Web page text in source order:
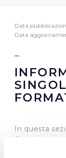
Data
Data
In questa
Gara in